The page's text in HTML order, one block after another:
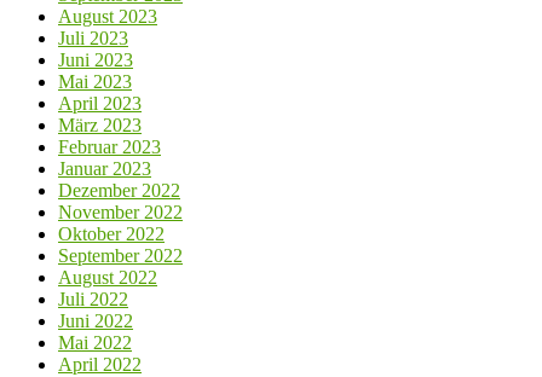
August 2023
Juli 2023
Juni 2023
Mai 2023
April 2023
März 2023
Februar 2023
Januar 2023
Dezember 2022
November 2022
Oktober 2022
September 2022
August 2022
Juli 2022
Juni 2022
Mai 2022
April 2022